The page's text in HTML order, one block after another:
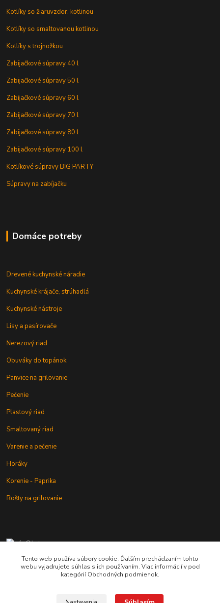
Kotlíky so žiaruvzdor. kotlinou
Kotlíky so smaltovanou kotlinou
Kotlíky s trojnožkou
Zabijačkové súpravy 40 l
Zabijačkové súpravy 50 l
Zabijačkové súpravy 60 l
Zabijačkové súpravy 70 l
Zabijačkové súpravy 80 l
Zabijačkové súpravy 100 l
Kotlíkové súpravy BIG PARTY
Súpravy na zabíjačku
Domáce potreby
Drevené kuchynské náradie
Kuchynské krájače, strúhadlá
Kuchynské nástroje
Lisy a pasírovače
Nerezový riad
Obuváky do topánok
Panvice na grilovanie
Pečenie
Plastový riad
Smaltovaný riad
Varenie a pečenie
Horáky
Korenie - Paprika
Rošty na grilovanie
+421 902 212 007
od 8:00 - do 16:00 hod
Tento web používa súbory cookie. Ďalším prechádzaním tohto
webu vyjadrujete súhlas s ich používaním. Viac informácií v pod
kategórií Obchodných podmienok.